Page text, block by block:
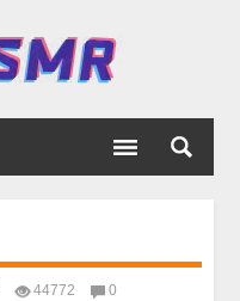
44772 0